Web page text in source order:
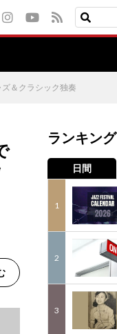
＆クラシック独奏
ランキング
日間